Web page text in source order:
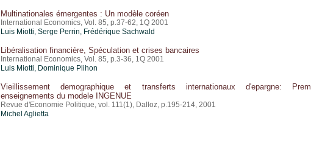
Multinationales émergentes : Un modèle coréen
International Economics, Vol. 85, p.37-62, 1Q 2001
Luis Miotti, Serge Perrin, Frédérique Sachwald
Libéralisation financière, Spéculation et crises bancaires
International Economics, Vol. 85, p.3-36, 1Q 2001
Luis Miotti, Dominique Plihon
Vieillissement demographique et transferts internationaux d'epargne:
enseignements du modele INGENUE
Revue d'Economie Politique, vol. 111(1), Dalloz, p.195-214, 2001
Michel Aglietta